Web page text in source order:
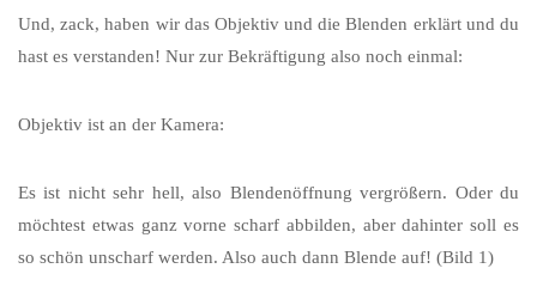
Und, zack, haben wir das Objektiv und die Blenden erklärt und du
hast es verstanden! Nur zur Bekräftigung also noch einmal:
Objektiv ist an der Kamera:
Es ist nicht sehr hell, also Blendenöffnung vergrößern. Oder du
möchtest etwas ganz vorne scharf abbilden, aber dahinter soll es
so schön unscharf werden. Also auch dann Blende auf! (Bild 1)